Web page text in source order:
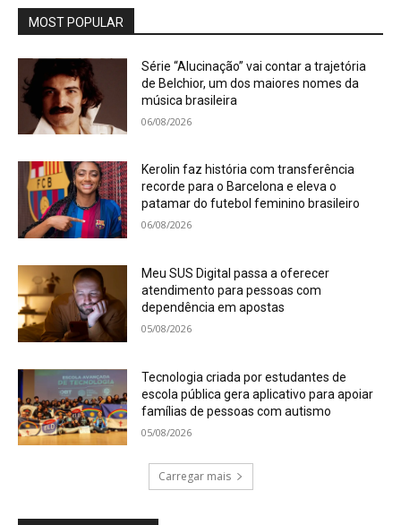
MOST POPULAR
Série “Alucinação” vai contar a trajetória
de Belchior, um dos maiores nomes da
música brasileira
06/08/2026
Kerolin faz história com transferência
recorde para o Barcelona e eleva o
patamar do futebol feminino brasileiro
06/08/2026
Meu SUS Digital passa a oferecer
atendimento para pessoas com
dependência em apostas
05/08/2026
Tecnologia criada por estudantes de
escola pública gera aplicativo para apoiar
famílias de pessoas com autismo
05/08/2026
Carregar mais